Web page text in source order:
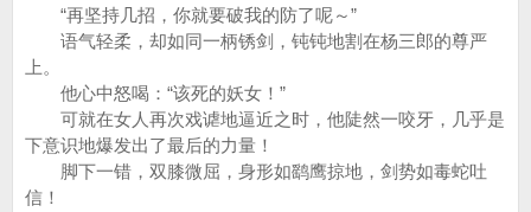
“再坚持几招，你就要破我的防了呢～”
语气轻柔，却如同一柄锈剑，钝钝地割在杨三郎的尊严
上。
他心中怒喝：“该死的妖女！”
可就在女人再次戏谑地逼近之时，他陡然一咬牙，几乎是
下意识地爆发出了最后的力量！
脚下一错，双膝微屈，身形如鹞鹰掠地，剑势如毒蛇吐
信！